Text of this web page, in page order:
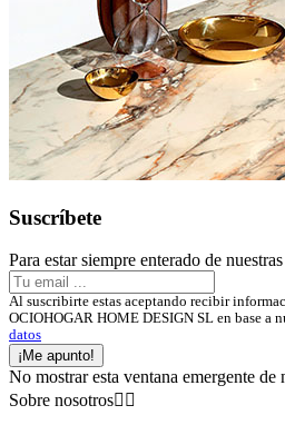
Suscríbete
Para estar siempre enterado de
Al suscribirte estas aceptando recibir
OCIOHOGAR HOME DESIGN SL en base a
datos
¡Me apunto!
No mostrar esta ventana emergente de
Sobre nosotros 